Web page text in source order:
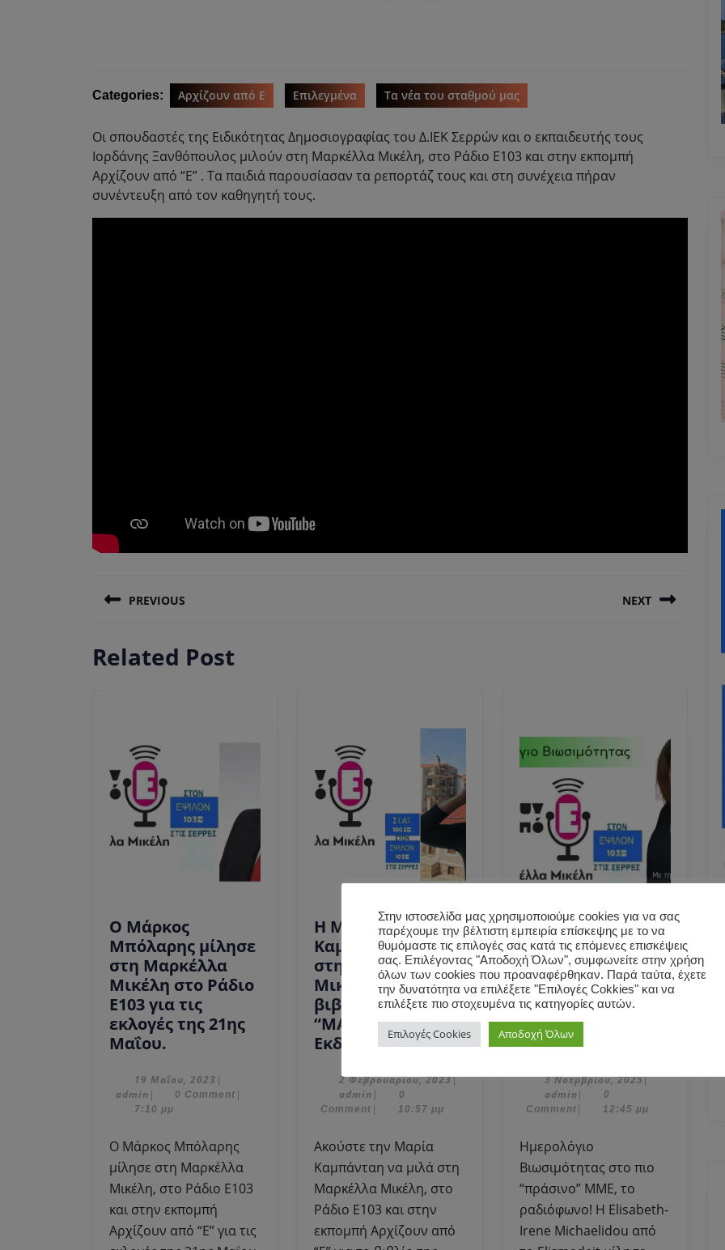
Categories: Αρχίζουν από Ε Επιλεγμένα Τα νέα του σταθμού μας
Οι σπουδαστές της Ειδικότητας Δημοσιογραφίας του Δ.ΙΕΚ Σερρών και ο εκπαιδευτής τους
Ιορδάνης Ξανθόπουλος μιλούν στη Μαρκέλλα Μικέλη, στο Ράδιο Ε103 και στην εκπομπή
Αρχίζουν από “Ε” . Τα παιδιά παρουσίασαν τα ρεπορτάζ τους και στη συνέχεια πήραν
συνέντευξη από τον καθηγητή τους.
άρθρων
PREVIOUS
post:
NEXT
Related Post
Ο Μάρκος
Μπόλαρης μίλησε
στη Μαρκέλλα
Μικέλη στο Ράδιο
Ε103 για τις
εκλογές της 21ης
Μαΐου.
Μπόλαρης
μίλησε
στη
Μαρκέλλα
Μικέλη
στο
Ράδιο
Ε103
για
19 Μαΐου, 2023 19
Μαΐου,
|
admin admin
| 0 Comment |
7:10 μμ
Ο Μάρκος Μπόλαρης
μίλησε στη Μαρκέλλα
Μικέλη, στο Ράδιο Ε103
και στην εκπομπή
Αρχίζουν από “Ε” για τις
Η Μαρία
Καμπάνταη μιλά
στη Μαρκέλλα
Μικέλη για τo
βιβλίο της
“ΜΑΜΑ… ” –
Εκδόσεις ΑρμόςΗ
Καμπάνταη
στη
Μαρκέλλα
για
τo
της
2 Φεβρουαρίου, 20232
|
admin admin
|
0
Comment | 10:57 μμ
Ακούστε την Μαρία
Καμπάνταη να μιλά στη
Μαρκέλλα Μικέλη, στο
Ράδιο Ε103 και στην
εκπομπή Αρχίζουν από
H Elisabeth-Irene
Michaelidou
μίλησε στη
Μαρκέλλα Μικέλη
για την
παγκόσμια ημέρα
χορτοφαγίας.
Irene
μίλησε
Μικέλη
για
την
παγκόσμια
3 Νοεμβρίου, 20253
2025
|
adminadmin
|
0
Comment | 12:45 μμ
Ημερολόγιο
Βιωσιμότητας στο πιο
“πράσινο” ΜΜΕ, το
ραδιόφωνο! H Elisabeth-
Irene Michaelidou από
Στην ιστοσελίδα μας χρησιμοποιούμε cookies για να σας
παρέχουμε την βέλτιστη εμπειρία επίσκεψης με το να
θυμόμαστε τις επιλογές σας κατά τις επόμενες επισκέψεις
σας. Επιλέγοντας "Αποδοχή Όλων", συμφωνείτε στην χρήση
όλων των cookies που προαναφέρθηκαν. Παρά ταύτα, έχετε
την δυνατότητα να επιλέξετε "Επιλογές Cokkies" και να
επιλέξετε πιο στοχευμένα τις κατηγορίες αυτών.
Επιλογές Cookies Αποδοχή Όλων